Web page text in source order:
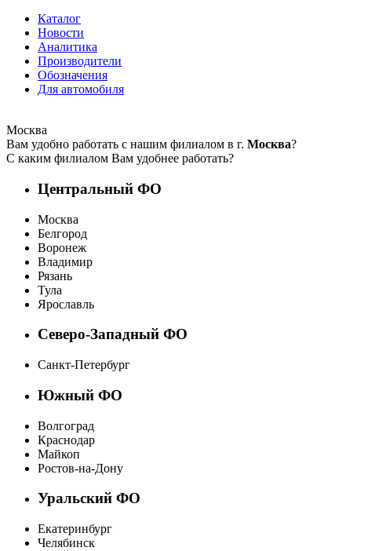
Каталог
Новости
Аналитика
Производители
Обозначения
Для автомобиля
Москва
Вам удобно работать с нашим филиалом в г. Москва?
С каким филиалом Вам удобнее работать?
Центральный ФО
Москва
Белгород
Воронеж
Владимир
Рязань
Тула
Ярославль
Северо-Западный ФО
Санкт-Петербург
Южный ФО
Волгоград
Краснодар
Майкоп
Ростов-на-Дону
Уральский ФО
Екатеринбург
Челябинск